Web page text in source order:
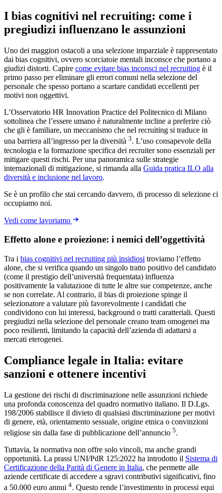
I bias cognitivi nel recruiting: come i
pregiudizi influenzano le assunzioni
Uno dei maggiori ostacoli a una selezione imparziale è rappresentato
dai bias cognitivi, ovvero scorciatoie mentali inconsce che portano a
giudizi distorti. Capire come evitare bias inconsci nel recruiting è il
primo passo per eliminare gli errori comuni nella selezione del
personale che spesso portano a scartare candidati eccellenti per
motivi non oggettivi.
L’Osservatorio HR Innovation Practice del Politecnico di Milano
sottolinea che l’essere umano è naturalmente incline a preferire ciò
che gli è familiare, un meccanismo che nel recruiting si traduce in
una barriera all’ingresso per la diversità 3. L’uso consapevole della
tecnologia e la formazione specifica dei recruiter sono essenziali per
mitigare questi rischi. Per una panoramica sulle strategie
internazionali di mitigazione, si rimanda alla Guida pratica ILO alla
diversità e inclusione nel lavoro.
Se è un profilo che stai cercando davvero, di processo di selezione ci
occupiamo noi.
Vedi come lavoriamo
Effetto alone e proiezione: i nemici dell’oggettività
Tra i bias cognitivi nel recruiting più insidiosi troviamo l’effetto
alone, che si verifica quando un singolo tratto positivo del candidato
(come il prestigio dell’università frequentata) influenza
positivamente la valutazione di tutte le altre sue competenze, anche
se non correlate. Al contrario, il bias di proiezione spinge il
selezionatore a valutare più favorevolmente i candidati che
condividono con lui interessi, background o tratti caratteriali. Questi
pregiudizi nella selezione del personale creano team omogenei ma
poco resilienti, limitando la capacità dell’azienda di adattarsi a
mercati eterogenei.
Compliance legale in Italia: evitare
sanzioni e ottenere incentivi
La gestione dei rischi di discriminazione nelle assunzioni richiede
una profonda conoscenza del quadro normativo italiano. Il D.Lgs.
198/2006 stabilisce il divieto di qualsiasi discriminazione per motivi
di genere, età, orientamento sessuale, origine etnica o convinzioni
religiose sin dalla fase di pubblicazione dell’annuncio 5.
Tuttavia, la normativa non offre solo vincoli, ma anche grandi
opportunità. La prassi UNI/PdR 125:2022 ha introdotto il Sistema di
Certificazione della Parità di Genere in Italia, che permette alle
aziende certificate di accedere a sgravi contributivi significativi, fino
a 50.000 euro annui 4. Questo rende l’investimento in processi equi